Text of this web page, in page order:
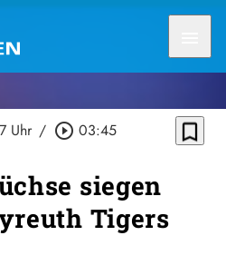
Uhr / play_circle_outline 03:45 bookmark_border
siegen
Tigers